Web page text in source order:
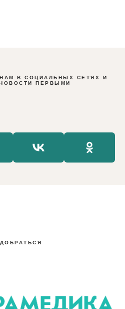
В СОЦИАЛЬНЫХ СЕТЯХ И
ПЕРВЫМИ